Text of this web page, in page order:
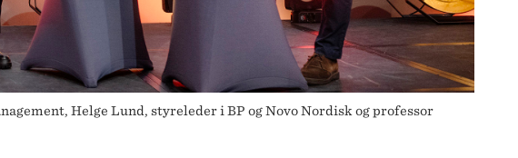
Helge Lund, styreleder i BP og Novo Nordisk og professor